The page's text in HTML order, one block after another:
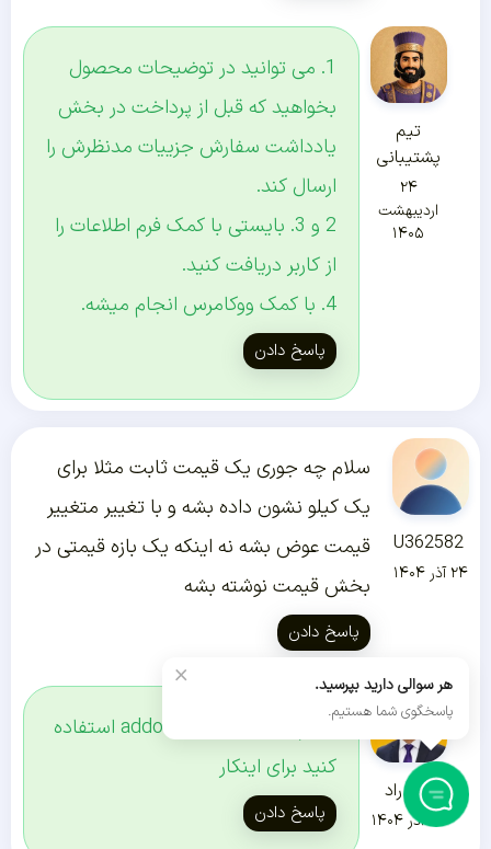
تیم
پشتیبانی
۲۴
اردیبهشت
۱۴۰۵
1. می توانید در توضیحات محصول
بخواهید که قبل از پرداخت در بخش
یادداشت سفارش جزییات مدنظرش را
ارسال کند.
2 و 3. بایستی با کمک فرم اطلاعات را
از کاربر دریافت کنید.
4. با کمک ووکامرس انجام میشه.
پاسخ دادن
U362582
۲۴ آذر ۱۴۰۴
سلام چه جوری یک قیمت ثابت مثلا برای
یک کیلو نشون داده بشه و با تغییر متغییر
قیمت عوض بشه نه اینکه یک بازه قیمتی در
بخش قیمت نوشته بشه
پاسخ دادن
رضا راد
۲۴ آذر ۱۴۰۴
سلام باید از پلاگین addons استفاده
کنید برای اینکار
پاسخ دادن
× هر سوالی دارید بپرسید.
پاسخگوی شما هستیم.